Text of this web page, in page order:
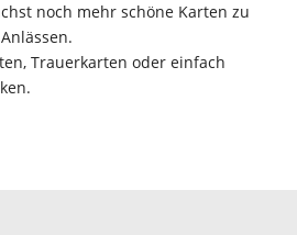
noch mehr schöne Karten zu
Trauerkarten oder einfach